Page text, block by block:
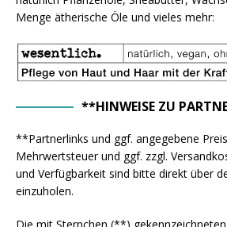
Menge ätherische Öle und vieles mehr:
**HINWEISE ZU
**Partnerlinks und ggf. angegebene
Mehrwertsteuer und ggf. zzgl.
und Verfügbarkeit sind bitte direkt über
einzuholen.